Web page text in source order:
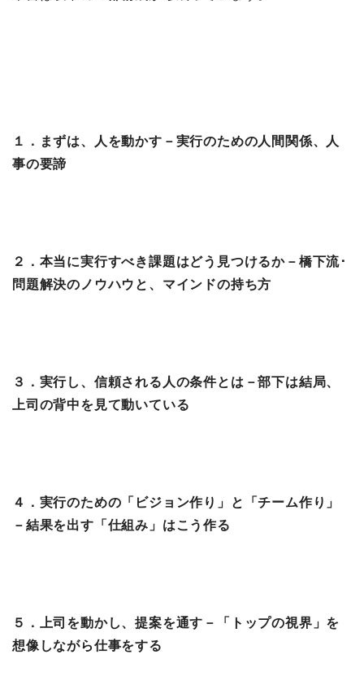
１．まずは、人を動かす－実行のための人間関係、人
事の要諦
２．本当に実行すべき課題はどう見つけるか－橋下流･
問題解決のノウハウと、マインドの持ち方
３．実行し、信頼される人の条件とは－部下は結局、
上司の背中を見て動いている
４．実行のための「ビジョン作り」と「チーム作り」
－結果を出す「仕組み」はこう作る
５．上司を動かし、提案を通す－「トップの視界」を
想像しながら仕事をする